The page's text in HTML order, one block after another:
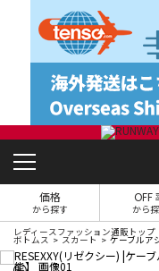
価格
から探す
OFF
から
レディースファッション通販トップ
ボトムス スカート ケーブルア